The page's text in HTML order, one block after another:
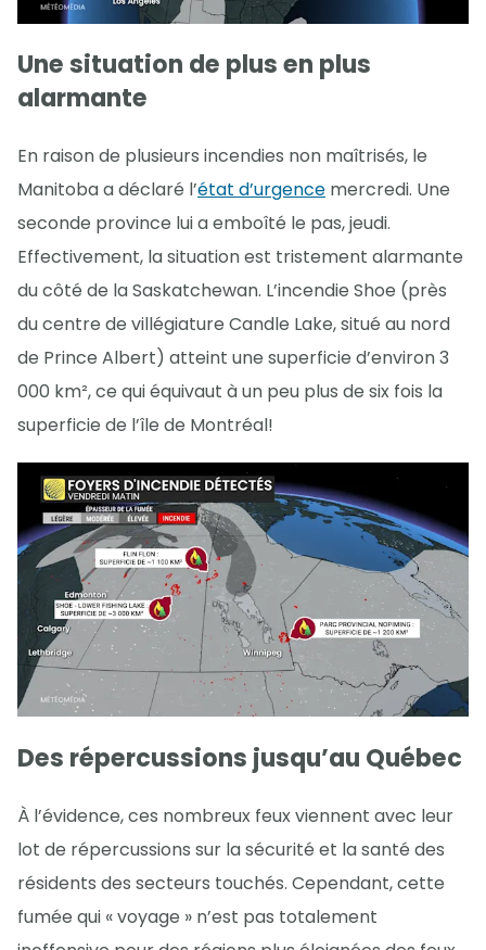
Une situation de plus en plus
alarmante
En raison de plusieurs incendies non maîtrisés, le
Manitoba a déclaré l’état d’urgence mercredi. Une
seconde province lui a emboîté le pas, jeudi.
Effectivement, la situation est tristement alarmante
du côté de la Saskatchewan. L’incendie Shoe (près
du centre de villégiature Candle Lake, situé au nord
de Prince Albert) atteint une superficie d’environ 3
000 km², ce qui équivaut à un peu plus de six fois la
superficie de l’île de Montréal!
Des répercussions jusqu’au Québec
À l’évidence, ces nombreux feux viennent avec leur
lot de répercussions sur la sécurité et la santé des
résidents des secteurs touchés. Cependant, cette
fumée qui « voyage » n’est pas totalement